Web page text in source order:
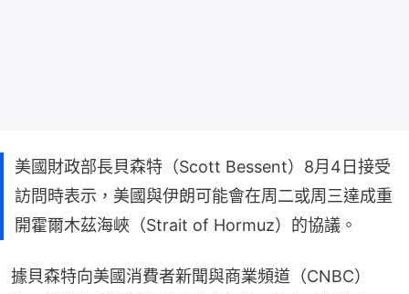
美國財政部長貝森特（Scott Bessent）8月4日接受
訪問時表示，美國與伊朗可能會在周二或周三達成重
開霍爾木茲海峽（Strait of Hormuz）的協議。
據貝森特向美國消費者新聞與商業頻道（CNBC）